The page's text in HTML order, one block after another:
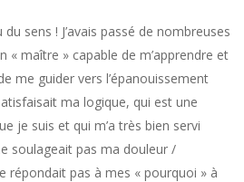
sens ! J’avais passé de nombreuses
« maître » capable de m’apprendre et
me guider vers l’épanouissement
ma logique, qui est une
je suis et qui m’a très bien servi
soulageait pas ma douleur /
répondait pas à mes « pourquoi » à